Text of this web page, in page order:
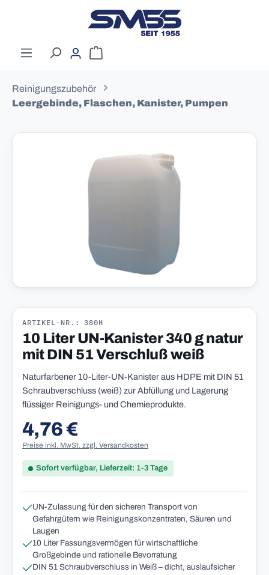
Zum Hauptinhalt springen
Warenkorb enthält 0 Positionen. Der
Reinigungszubehör
Leergebinde, Flaschen, Kanister, Pumpen
Bildergalerie überspringen
ARTIKEL-NR.: 380H
10 Liter UN-Kanister 340 g natur
mit DIN 51 Verschluß weiß
Naturfarbener 10-Liter-UN-Kanister aus HDPE mit DIN 51
Schraubverschluss (weiß) zur Abfüllung und Lagerung
flüssiger Reinigungs- und Chemieprodukte.
Regulärer Preis:
4,76 €
Preise inkl. MwSt. zzgl. Versandkosten
Sofort verfügbar, Lieferzeit: 1-3 Tage
UN-Zulassung für den sicheren Transport von
Gefahrgütern wie Reinigungskonzentraten, Säuren und
Laugen
10 Liter Fassungsvermögen für wirtschaftliche
Großgebinde und rationelle Bevorratung
DIN 51 Schraubverschluss in Weiß – dicht, auslaufsicher